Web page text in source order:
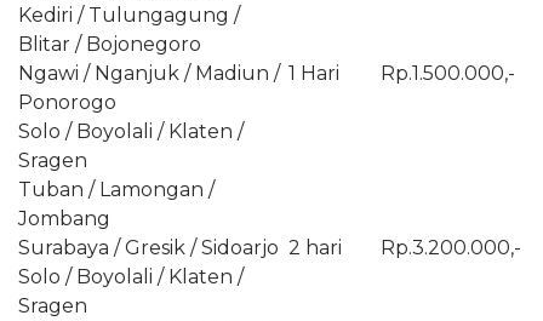
Kediri / Tulungagung /
Blitar / Bojonegoro
Ngawi / Nganjuk / Madiun /
Ponorogo
Solo / Boyolali / Klaten /
Sragen
1 Hari Rp.1.500.000,-
Tuban / Lamongan /
Jombang
Surabaya / Gresik / Sidoarjo
Solo / Boyolali / Klaten /
Sragen
2 hari Rp.3.200.000,-